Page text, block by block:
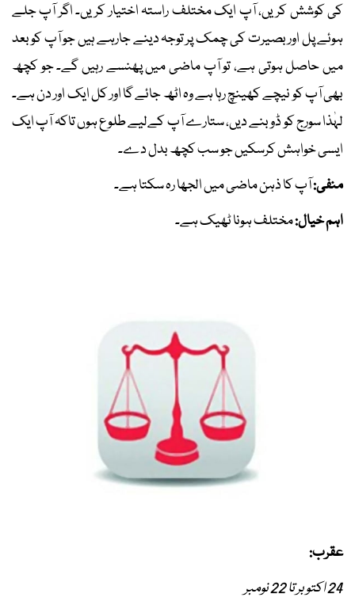
کی کوشش کریں، آپ ایک مختلف راستہ اختیار کریں۔ اگر آپ جلے
ہوئے پل اور بصیرت کی چمک پر توجہ دینے جارہے ہیں جو آپ کو بعد
میں حاصل ہوتی ہے، تو آپ ماضی میں پھنسے رہیں گے۔ جو کچھ
بھی آپ کو نیچے کھینچ رہا ہے وہ اٹھ جائے گا اور کل ایک اور دن ہے۔
لہٰذا سورج کو ڈوبنے دیں، ستارے آپ کےلیے طلوع ہوں تاکہ آپ ایک
ایسی خواہش کرسکیں جو سب کچھ بدل دے۔
منفی:آپ کا ذہن ماضی میں الجھا رہ سکتا ہے۔
اہم خیال:مختلف ہونا ٹھیک ہے۔
عقرب:
24 اکتوبر تا 22 نومبر